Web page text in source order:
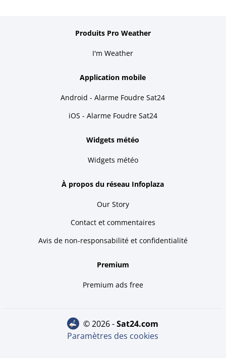
Produits Pro Weather
I'm Weather
Application mobile
Android - Alarme Foudre Sat24
iOS - Alarme Foudre Sat24
Widgets météo
Widgets météo
À propos du réseau Infoplaza
Our Story
Contact et commentaires
Avis de non-responsabilité et confidentialité
Premium
Premium ads free
© 2026 - sat24.com
Paramètres des cookies